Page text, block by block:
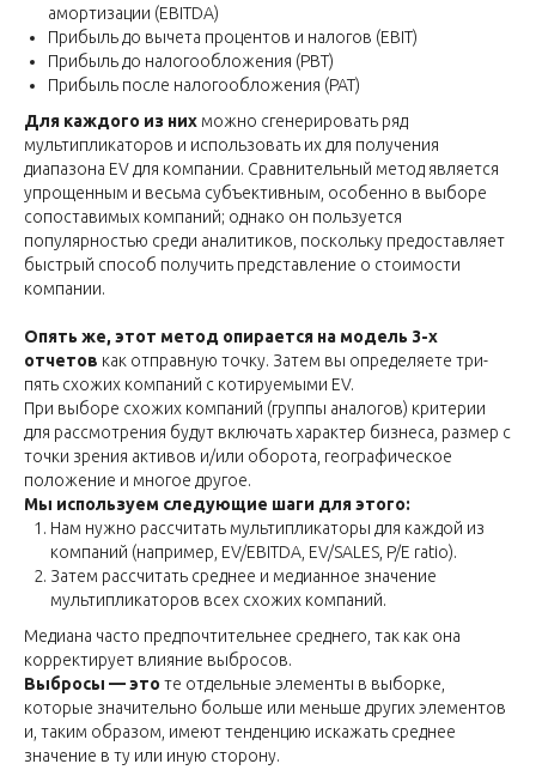
амортизации (EBITDA)
Прибыль до вычета процентов и налогов (EBIT)
Прибыль до налогообложения (PBT)
Прибыль после налогообложения (PAT)
Для каждого из них можно сгенерировать ряд
мультипликаторов и использовать их для получения
диапазона EV для компании. Сравнительный метод является
упрощенным и весьма субъективным, особенно в выборе
сопоставимых компаний; однако он пользуется
популярностью среди аналитиков, поскольку предоставляет
быстрый способ получить представление о стоимости
компании.
Опять же, этот метод опирается на модель 3-х
отчетов как отправную точку. Затем вы определяете три-
пять схожих компаний с котируемыми EV.
При выборе схожих компаний (группы аналогов) критерии
для рассмотрения будут включать характер бизнеса, размер с
точки зрения активов и/или оборота, географическое
положение и многое другое.
Мы используем следующие шаги для этого:
Нам нужно рассчитать мультипликаторы для каждой из
компаний (например, EV/EBITDA, EV/SALES, P/E ratio).
Затем рассчитать среднее и медианное значение
мультипликаторов всех схожих компаний.
Медиана часто предпочтительнее среднего, так как она
корректирует влияние выбросов.
Выбросы — это те отдельные элементы в выборке,
которые значительно больше или меньше других элементов
и, таким образом, имеют тенденцию искажать среднее
значение в ту или иную сторону.